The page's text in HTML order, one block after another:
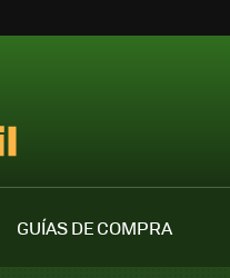
GUÍAS DE COMPRA